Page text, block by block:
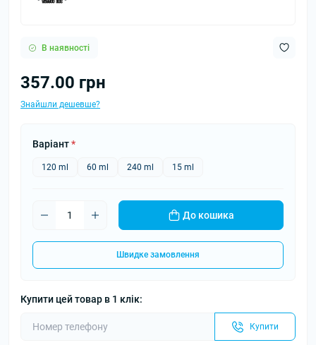
В наявності
357.00 грн
Знайшли дешевше?
Варіант*
120 ml 60 ml 240 ml 15 ml
До кошика
Швидке замовлення
Купити цей товар в 1 клік:
Купити